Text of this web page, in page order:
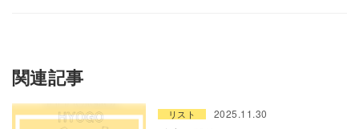
関連記事
リスト 2025.11.30